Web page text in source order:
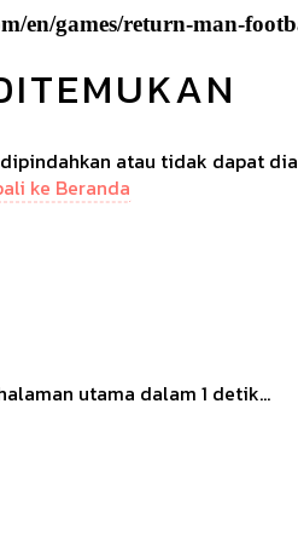
en/games/return-man-
atau tidak dapat
ke Beranda
utama dalam 1 detik...